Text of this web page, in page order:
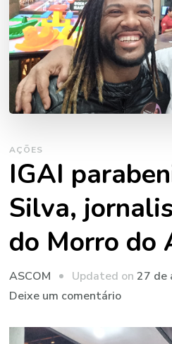
AÇÕES
IGAI
Silva,
do Morro do
ASCOM Updated on27 de
Deixe um comentárioem